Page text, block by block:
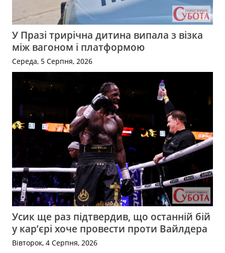
У Празі трирічна дитина випала з візка
між вагоном і платформою
Середа, 5 Серпня, 2026
Усик ще раз підтвердив, що останній бій
у кар’єрі хоче провести проти Вайлдера
Вівторок, 4 Серпня, 2026